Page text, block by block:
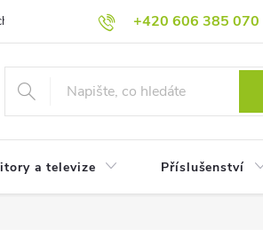
+420 606 385 070
údajů Reklamační podmínky Reklamace
a televize Příslušenství